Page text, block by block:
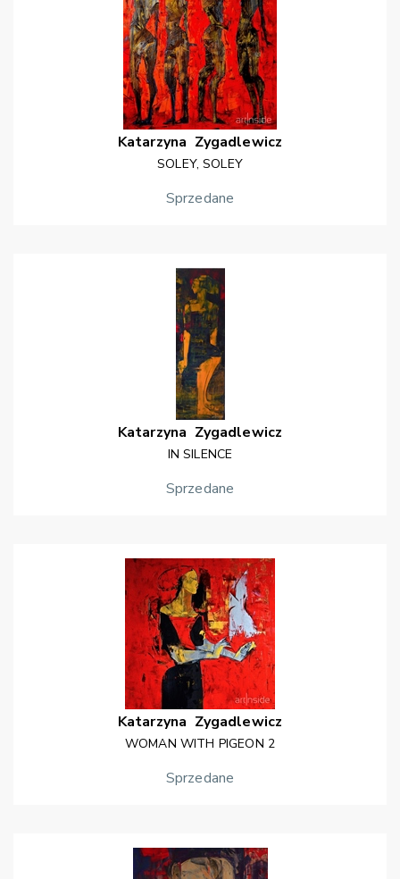
Katarzyna Zygadlewicz
SOLEY, SOLEY
Sprzedane
Katarzyna Zygadlewicz
IN SILENCE
Sprzedane
Katarzyna Zygadlewicz
WOMAN WITH PIGEON 2
Sprzedane